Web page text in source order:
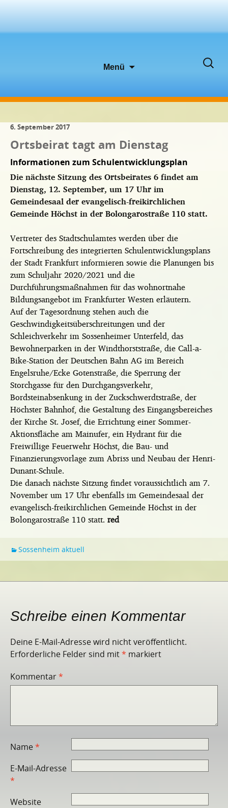
Menü
Suchen
6. September 2017
Ortsbeirat tagt am Dienstag
Informationen zum Schulentwicklungsplan
Die nächste Sitzung des Ortsbeirates 6 findet am
Dienstag, 12. September, um 17 Uhr im
Gemeindesaal der evangelisch-freikirchlichen
Gemeinde Höchst in der Bolongarostraße 110 statt.
Vertreter des Stadtschulamtes werden über die
Fortschreibung des integrierten Schulentwicklungsplans
der Stadt Frankfurt informieren sowie die Planungen bis
zum Schuljahr 2020/2021 und die
Durchführungsmaßnahmen für das wohnortnahe
Bildungsangebot im Frankfurter Westen erläutern.
Auf der Tagesordnung stehen auch die
Geschwindigkeitsüberschreitungen und der
Schleichverkehr im Sossenheimer Unterfeld, das
Bewohnerparken in der Windthorststraße, die Call-a-
Bike-Station der Deutschen Bahn AG im Bereich
Engelsruhe/Ecke Gotenstraße, die Sperrung der
Storchgasse für den Durchgangsverkehr,
Bordsteinabsenkung in der Zuckschwerdtstraße, der
Höchster Bahnhof, die Gestaltung des Eingangsbereiches
der Kirche St. Josef, die Errichtung einer Sommer-
Aktionsfläche am Mainufer, ein Hydrant für die
Freiwillige Feuerwehr Höchst, die Bau- und
Finanzierungsvorlage zum Abriss und Neubau der Henri-
Dunant-Schule.
Die danach nächste Sitzung findet voraussichtlich am 7.
November um 17 Uhr ebenfalls im Gemeindesaal der
evangelisch-freikirchlichen Gemeinde Höchst in der
Bolongarostraße 110 statt. red
Sossenheim aktuell
Schreibe einen Kommentar
Deine E-Mail-Adresse wird nicht veröffentlicht.
Erforderliche Felder sind mit* markiert
Kommentar*
Name*
E-Mail-Adresse
*
Website